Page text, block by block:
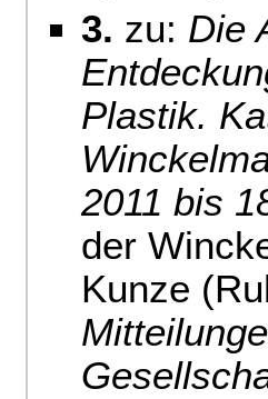
3. zu: Die
Plastik.
2011 bis
der
Kunze